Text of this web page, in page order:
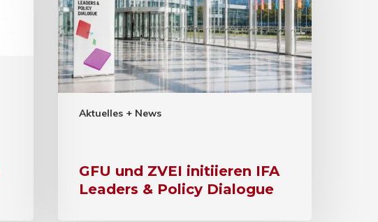
Aktuelles + News
GFU und ZVEI initiieren IFA
Leaders & Policy Dialogue